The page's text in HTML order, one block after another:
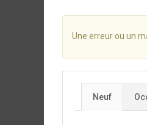
Une erreur ou un
Neuf